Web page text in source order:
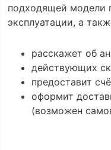
подходящей модели
эксплуатации, а
расскажет об
действующих
предоставит
оформит
(возможен